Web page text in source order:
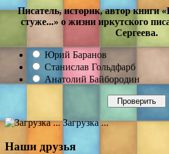
Писатель, историк, автор книги
стуже...» о жизни иркутского
Сергеева.
Юрий Баранов
Станислав Гольдфарб
Анатолий Байбородин
Загрузка ...
Наши друзья